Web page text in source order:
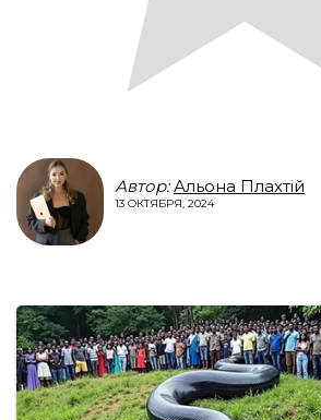
Автор: Альона Плахтій
13 ОКТЯБРЯ, 2024